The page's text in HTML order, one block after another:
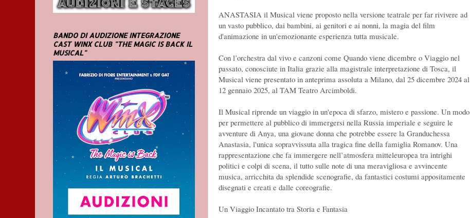
ANASTASIA il Musical viene proposto nella versione teatrale per far rivivere ad
un vasto pubblico, dai bambini, ai genitori e ai nonni, la magia del film
d'animazione in un'emozionante esperienza tutta musicale.
Con l’orchestra dal vivo e canzoni come Quando viene dicembre o Viaggio nel
passato, conosciute in Italia grazie alla magistrale interpretazione di Tosca, il
Musical viene presentato in anteprima assoluta a Milano, dal 25 dicembre 2024 al
12 gennaio 2025, al TAM Teatro Arcimboldi.
Il Musical riprende un viaggio in un'epoca di sfarzo, mistero e passione. Un modo
per permettere al pubblico di immergersi nella Russia imperiale e seguire le
avventure di Anya, una giovane donna che potrebbe essere la Granduchessa
Anastasia, l'unica sopravvissuta alla tragica fine della famiglia Romanov. Una
rappresentazione che fa immergere nell’atmosfera mitteleuropea tra intrighi
politici e colpi di scena, il tutto sulle note di una meravigliosa e avvincente
musica, arricchita da splendide scenografie, da fantastici costumi appositamente
disegnati e creati e dalle coreografie.
Un Viaggio Incantato tra Storia e Fantasia
BANDO DI AUDIZIONE INTEGRAZIONE
CAST WINX CLUB "THE MAGIC IS BACK IL
MUSICAL"